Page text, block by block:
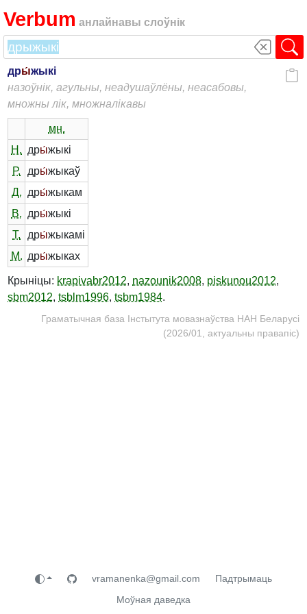
Verbum анлайнавы слоўнік
дры́жыкі
назоўнік, агульны, неадушаўлёны, неасабовы,
множны лік, множналікавы
мн.
Н. дры́жыкі
Р.
дры́жыкаў
Д. дры́жыкам
В. дры́жыкі
Т.
дры́жыкамі
М. дры́жыках
Крыніцы: krapivabr2012, nazounik2008, piskunou2012,
sbm2012, tsblm1996, tsbm1984.
Граматычная база Інстытута мовазнаўства НАН Беларусі
(2026/01, актуальны правапіс)
vramanenka@gmail.com
Падтрымаць
Моўная даведка